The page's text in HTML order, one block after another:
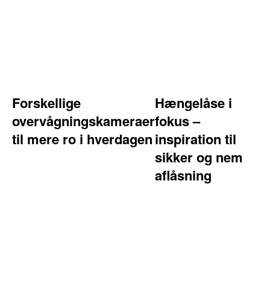
Forskellige
overvågningskameraer
til mere ro i hverdagen
Hængelåse i
fokus –
inspiration til
sikker og nem
aflåsning